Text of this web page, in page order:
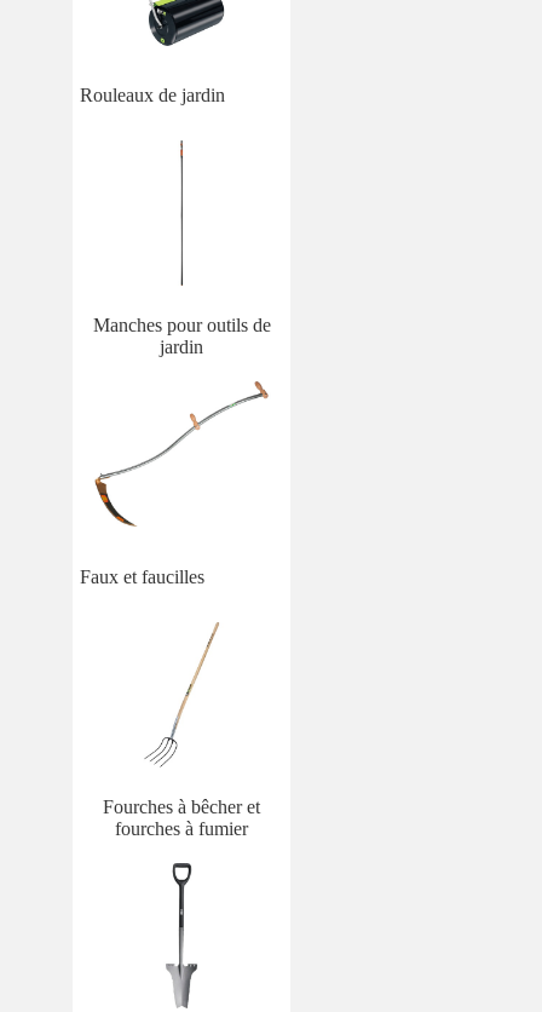
Rouleaux de jardin
Manches pour outils de
jardin
Faux et faucilles
Fourches à bêcher et
fourches à fumier